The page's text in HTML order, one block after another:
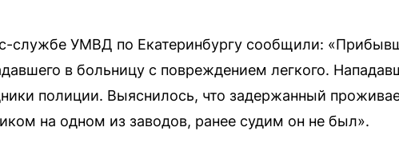
службе УМВД по Екатеринбургу сообщили:
в больницу с повреждением легкого.
полиции. Выяснилось, что задержанный
на одном из заводов, ранее судим он не был».